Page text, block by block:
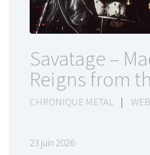
Savatage –
Reigns from
CHRONIQUE METAL |
23 juin 2026